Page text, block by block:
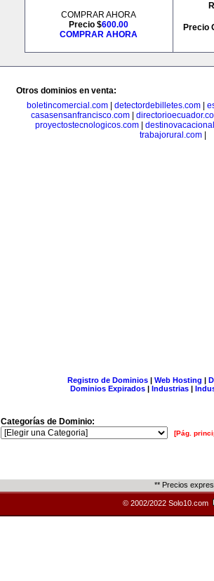
COMPRAR AHORA
Precio $600.00
COMPRAR AHORA
Precio
Otros dominios en venta:
boletincomercial.com
detectordebilletes.com
casasensanfrancisco.com|
proyectostecnologicos.com|
trabajorural.com|
Registro de Dominios| Web Hosting |
Dominios Expirados | Industrias |
Categorías de Dominio:
[Pág.
** Precios
© 2002/2022 Solo10.com